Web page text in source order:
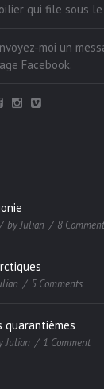
qui file sous
moi un
Facebook.
byJulian 8
5 Comments
quarantièmes
Julian 1 Comment